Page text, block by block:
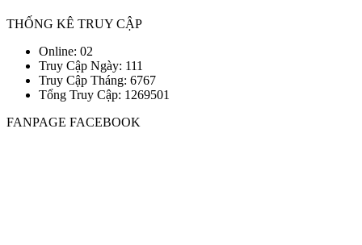
THỐNG KÊ TRUY CẬP
Online: 02
Truy Cập Ngày: 111
Truy Cập Tháng: 6767
Tổng Truy Cập: 1269501
FANPAGE FACEBOOK